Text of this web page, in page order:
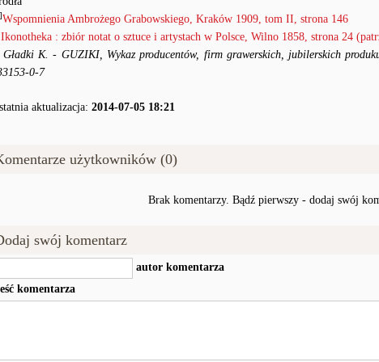
Wspomnienia Ambrożego Grabowskiego, Kraków 1909, tom II, strona 146
Ikonotheka : zbiór notat o sztuce i artystach w Polsce, Wilno 1858, strona 24
Gładki K. - GUZIKI, Wykaz producentów, firm grawerskich, jubilerskich
0-7
aktualizacja: 2014-07-05 18:21
użytkowników (0)
Brak komentarzy. Bądź pierwszy - dodaj swój
swój komentarz
autor komentarza
komentarza